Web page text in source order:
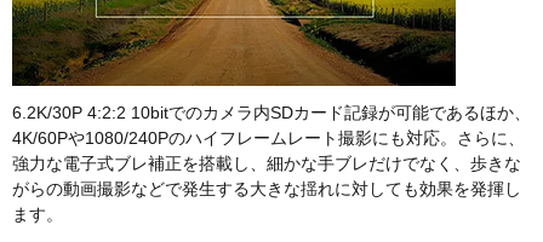
6.2K/30P 4:2:2 10bitでのカメラ内SDカード記録が可能であるほか、
4K/60Pや1080/240Pのハイフレームレート撮影にも対応。さらに、
強力な電子式ブレ補正を搭載し、細かな手ブレだけでなく、歩きな
がらの動画撮影などで発生する大きな揺れに対しても効果を発揮し
ます。